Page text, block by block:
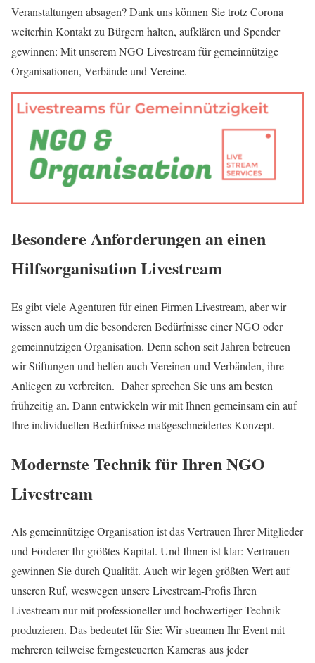
Veranstaltungen absagen? Dank uns können Sie trotz Corona
weiterhin Kontakt zu Bürgern halten, aufklären und Spender
gewinnen: Mit unserem NGO Livestream für gemeinnützige
Organisationen, Verbände und Vereine.
Besondere Anforderungen an einen
Hilfsorganisation Livestream
Es gibt viele Agenturen für einen Firmen Livestream, aber wir
wissen auch um die besonderen Bedürfnisse einer NGO oder
gemeinnützigen Organisation. Denn schon seit Jahren betreuen
wir Stiftungen und helfen auch Vereinen und Verbänden, ihre
Anliegen zu verbreiten. Daher sprechen Sie uns am besten
frühzeitig an. Dann entwickeln wir mit Ihnen gemeinsam ein auf
Ihre individuellen Bedürfnisse maßgeschneidertes Konzept.
Modernste Technik für Ihren NGO
Livestream
Als gemeinnützige Organisation ist das Vertrauen Ihrer Mitglieder
und Förderer Ihr größtes Kapital. Und Ihnen ist klar: Vertrauen
gewinnen Sie durch Qualität. Auch wir legen größten Wert auf
unseren Ruf, weswegen unsere Livestream-Profis Ihren
Livestream nur mit professioneller und hochwertiger Technik
produzieren. Das bedeutet für Sie: Wir streamen Ihr Event mit
mehreren teilweise ferngesteuerten Kameras aus jeder